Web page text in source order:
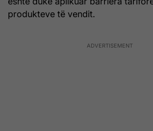
produkteve të vendit.